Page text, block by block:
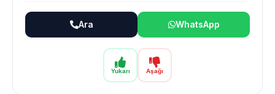
Yukarı Aşağı
Ara WhatsApp